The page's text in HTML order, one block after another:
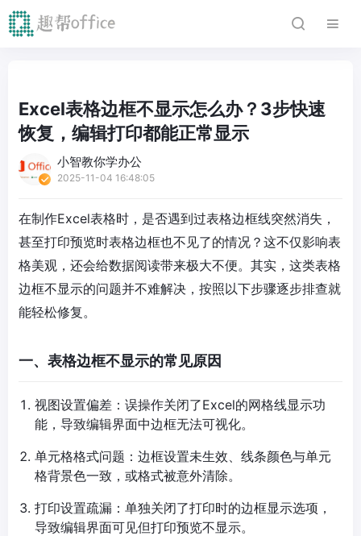
Excel表格边框不显示怎么办？3步快速
恢复，编辑打印都能正常显示
小智教你学办公
2025-11-04 16:48:05
在制作Excel表格时，是否遇到过表格边框线突然消失，
甚至打印预览时表格边框也不见了的情况？这不仅影响表
格美观，还会给数据阅读带来极大不便。其实，这类表格
边框不显示的问题并不难解决，按照以下步骤逐步排查就
能轻松修复。
一、表格边框不显示的常见原因
视图设置偏差：误操作关闭了Excel的网格线显示功
能，导致编辑界面中边框无法可视化。
单元格格式问题：边框设置未生效、线条颜色与单元
格背景色一致，或格式被意外清除。
打印设置疏漏：单独关闭了打印时的边框显示选项，
导致编辑界面可见但打印预览不显示。